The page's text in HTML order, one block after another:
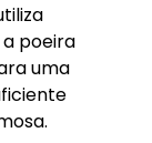
poeira
uma